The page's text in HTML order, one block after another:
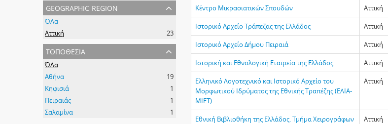
geographic region
ΌΛα
Αττική
23
τοποθεσία
ΌΛα
Αθήνα
19
Κηφισιά
1
Πειραιάς
1
Σαλαμίνα
1
Κέντρο Μικρασιατικών Σπουδών Αττική
Ιστορικό Αρχείο Τράπεζας της Ελλάδος Αττική
Ιστορικό Αρχείο Δήμου Πειραιά Αττική
Ιστορική και Εθνολογική Εταιρεία της Ελλάδος Αττική
Ελληνικό Λογοτεχνικό και Ιστορικό Αρχείο του
Μορφωτικού Ιδρύματος της Εθνικής Τραπέζης (ΕΛΙΑ-
ΜΙΕΤ)
Αττική
Εθνική Βιβλιοθήκη της Ελλάδος. Τμήμα Χειρογράφων
Αττική